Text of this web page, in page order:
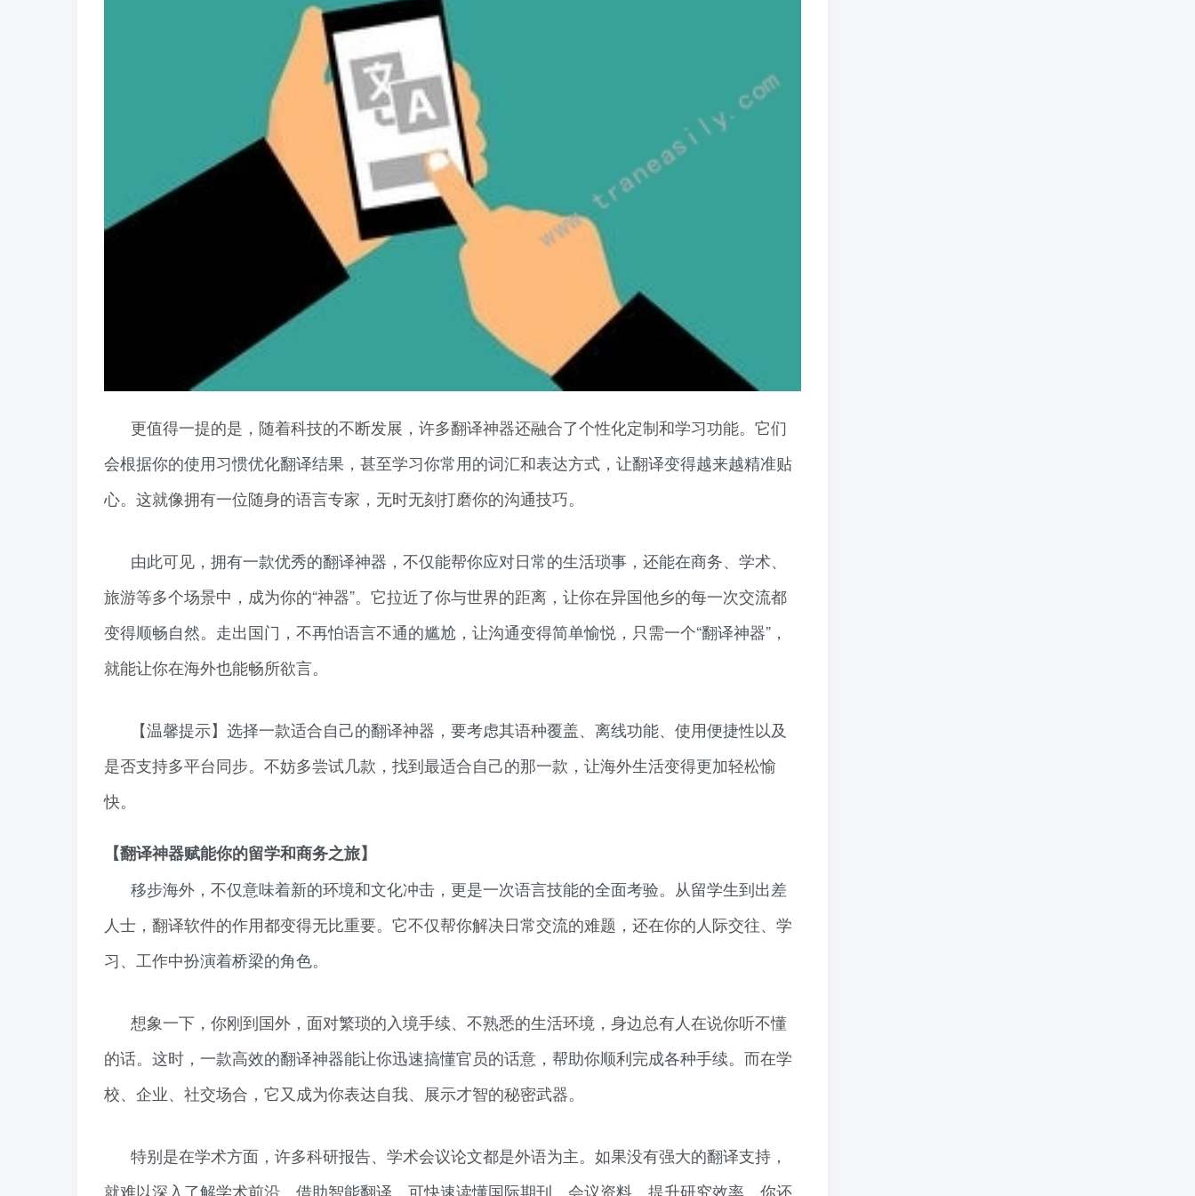
更值得一提的是，随着科技的不断发展，许多翻译神器还融合了个性化定制和学习功能。它们
会根据你的使用习惯优化翻译结果，甚至学习你常用的词汇和表达方式，让翻译变得越来越精准贴
心。这就像拥有一位随身的语言专家，无时无刻打磨你的沟通技巧。
由此可见，拥有一款优秀的翻译神器，不仅能帮你应对日常的生活琐事，还能在商务、学术、
旅游等多个场景中，成为你的“神器”。它拉近了你与世界的距离，让你在异国他乡的每一次交流都
变得顺畅自然。走出国门，不再怕语言不通的尴尬，让沟通变得简单愉悦，只需一个“翻译神器”，
就能让你在海外也能畅所欲言。
【温馨提示】选择一款适合自己的翻译神器，要考虑其语种覆盖、离线功能、使用便捷性以及
是否支持多平台同步。不妨多尝试几款，找到最适合自己的那一款，让海外生活变得更加轻松愉
快。
【翻译神器赋能你的留学和商务之旅】
移步海外，不仅意味着新的环境和文化冲击，更是一次语言技能的全面考验。从留学生到出差
人士，翻译软件的作用都变得无比重要。它不仅帮你解决日常交流的难题，还在你的人际交往、学
习、工作中扮演着桥梁的角色。
想象一下，你刚到国外，面对繁琐的入境手续、不熟悉的生活环境，身边总有人在说你听不懂
的话。这时，一款高效的翻译神器能让你迅速搞懂官员的话意，帮助你顺利完成各种手续。而在学
校、企业、社交场合，它又成为你表达自我、展示才智的秘密武器。
特别是在学术方面，许多科研报告、学术会议论文都是外语为主。如果没有强大的翻译支持，
就难以深入了解学术前沿。借助智能翻译，可快速读懂国际期刊、会议资料，提升研究效率。你还